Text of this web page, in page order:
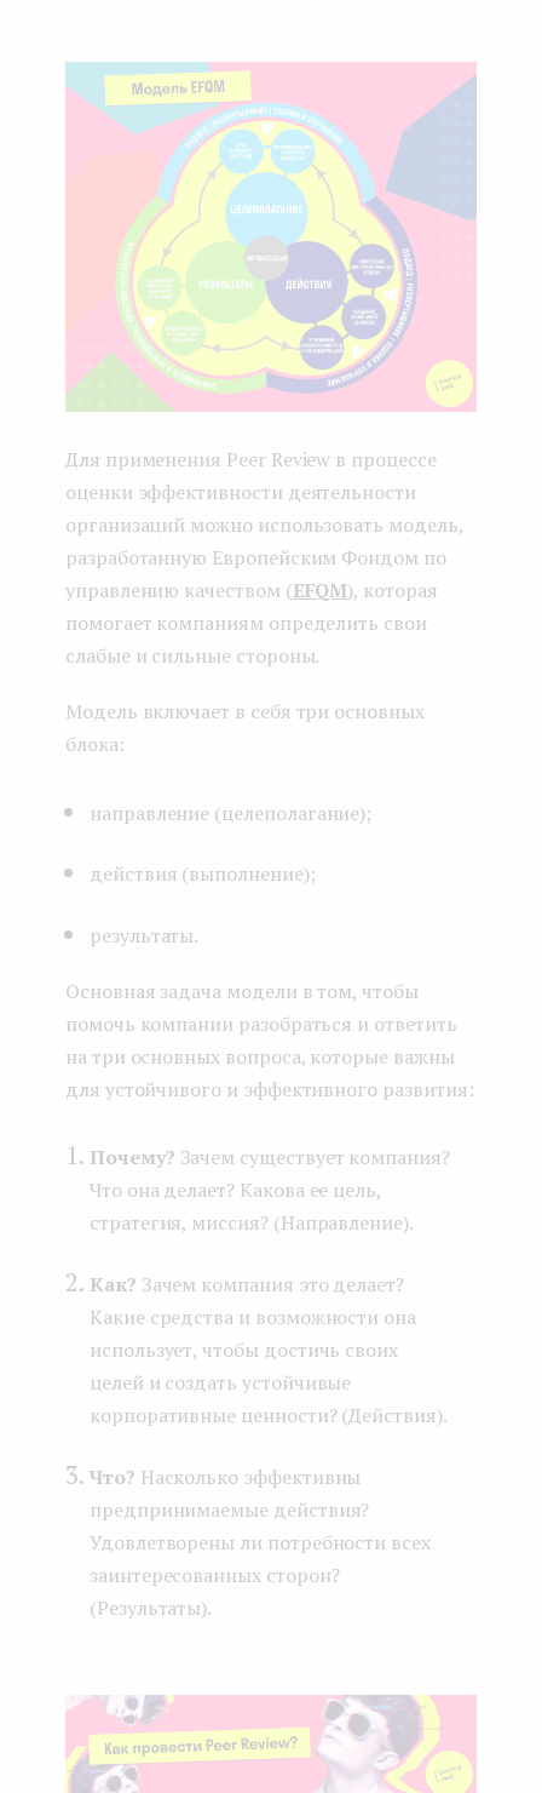
Для применения Peer Review в процессе
оценки эффективности деятельности
организаций можно использовать модель,
разработанную Европейским Фондом по
управлению качеством (EFQM), которая
помогает компаниям определить свои
слабые и сильные стороны.
Модель включает в себя три основных
блока:
направление (целеполагание);
действия (выполнение);
результаты.
Основная задача модели в том, чтобы
помочь компании разобраться и ответить
на три основных вопроса, которые важны
для устойчивого и эффективного развития:
Почему? Зачем существует компания?
Что она делает? Какова ее цель,
стратегия, миссия? (Направление).
Как? Зачем компания это делает?
Какие средства и возможности она
использует, чтобы достичь своих
целей и создать устойчивые
корпоративные ценности? (Действия).
Что? Насколько эффективны
предпринимаемые действия?
Удовлетворены ли потребности всех
заинтересованных сторон?
(Результаты).